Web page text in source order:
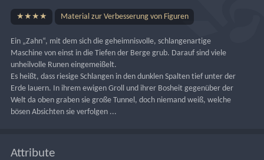
★★★★ Material zur Verbesserung von Figuren
Ein „Zahn“, mit dem sich die geheimnisvolle, schlangenartige
Maschine von einst in die Tiefen der Berge grub. Darauf sind viele
unheilvolle Runen eingemeißelt.
Es heißt, dass riesige Schlangen in den dunklen Spalten tief unter der
Erde lauern. In ihrem ewigen Groll und ihrer Bosheit gegenüber der
Welt da oben graben sie große Tunnel, doch niemand weiß, welche
bösen Absichten sie verfolgen ...
Attribute